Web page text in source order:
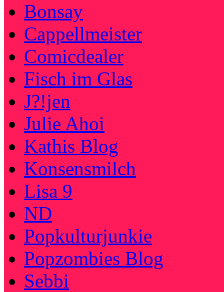
Bonsay
Cappellmeister
Comicdealer
Fisch im Glas
J?!jen
Julie Ahoi
Kathis Blog
Konsensmilch
Lisa 9
ND
Popkulturjunkie
Popzombies Blog
Sebbi